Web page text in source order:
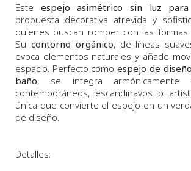
Este espejo asimétrico sin luz
propuesta decorativa atrevida y
quienes buscan romper con las formas
Su contorno orgánico, de líneas
evoca elementos naturales y añade
espacio. Perfecto comoespejo de
baño, se integra armónicamente
contemporáneos, escandinavos o
única que convierte el espejo en un
de diseño.
Detalles: